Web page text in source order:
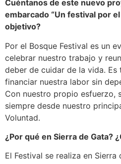
Cuéntanos de este nuevo
embarcado “Un festival por
objetivo?
Por el Bosque Festival es un
celebrar nuestro trabajo y
deber de cuidar de la vida. Es
financiar nuestra labor sin
Con nuestro propio esfuerzo,
siempre desde nuestro
Voluntad.
¿Por qué en Sierra de Gata?
El Festival se realiza en